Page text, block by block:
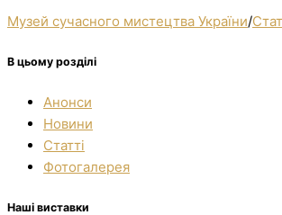
Музей сучасного мистецтва України/
В цьому розділі
Анонси
Новини
Статті
Фотогалерея
Наші виставки